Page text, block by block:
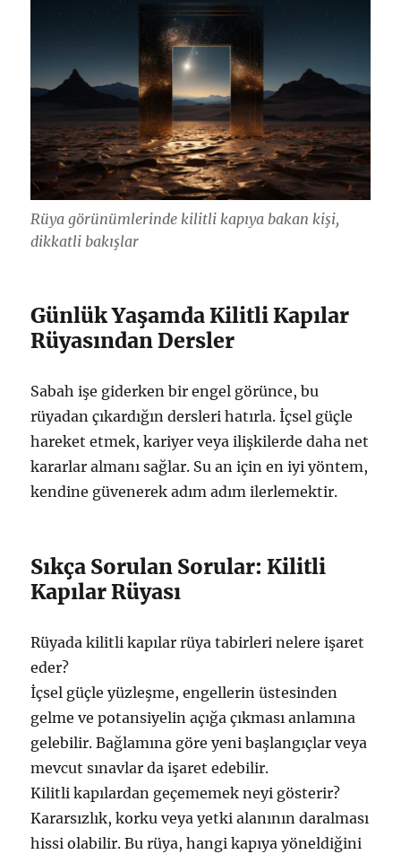
Rüya görünümlerinde kilitli kapıya bakan kişi,
dikkatli bakışlar
Günlük Yaşamda Kilitli Kapılar
Rüyasından Dersler
Sabah işe giderken bir engel görünce, bu
rüyadan çıkardığın dersleri hatırla. İçsel güçle
hareket etmek, kariyer veya ilişkilerde daha net
kararlar almanı sağlar. Su an için en iyi yöntem,
kendine güvenerek adım adım ilerlemektir.
Sıkça Sorulan Sorular: Kilitli
Kapılar Rüyası
Rüyada kilitli kapılar rüya tabirleri nelere işaret
eder?
İçsel güçle yüzleşme, engellerin üstesinden
gelme ve potansiyelin açığa çıkması anlamına
gelebilir. Bağlamına göre yeni başlangıçlar veya
mevcut sınavlar da işaret edebilir.
Kilitli kapılardan geçememek neyi gösterir?
Kararsızlık, korku veya yetki alanının daralması
hissi olabilir. Bu rüya, hangi kapıya yöneldiğini